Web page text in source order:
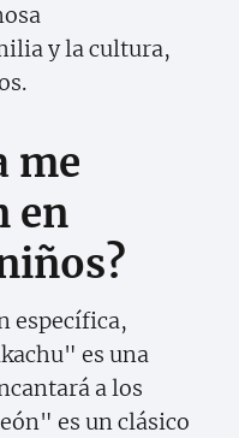
y la cultura,
me
en
específica,
es una
a los
es un clásico